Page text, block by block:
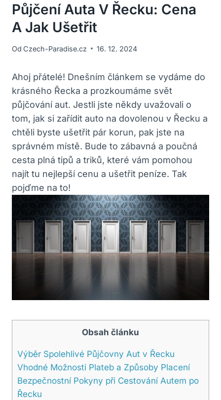
Půjčení Auta V Řecku: Cena
A Jak Ušetřit
Od Czech-Paradise.cz 16. 12. 2024
Ahoj přátelé! Dnešním článkem se vydáme do⁣
krásného Řecka⁣ a ⁤prozkoumáme ⁢svět
půjčování ‌aut.​ Jestli ‍jste někdy uvažovali o
tom,⁢ jak si‍ zařídit‍ auto ‌na dovolenou v Řecku a
chtěli⁢ byste ušetřit pár korun, pak jste na
správném místě.⁣ Bude ⁢to ‌zábavná a poučná
cesta plná tipů ​a triků, které vám ⁢pomohou
najít tu nejlepší‌ cenu a ušetřit peníze.​ Tak
⁢pojďme na to!
Obsah článku
Výběr ⁢Spolehlivé Půjčovny Aut⁤ v​ Řecku
Vhodné Možnosti ⁤Plateb a Způsoby Placení
Bezpečnostní ​Pokyny při⁤ Cestování Autem po
Řecku